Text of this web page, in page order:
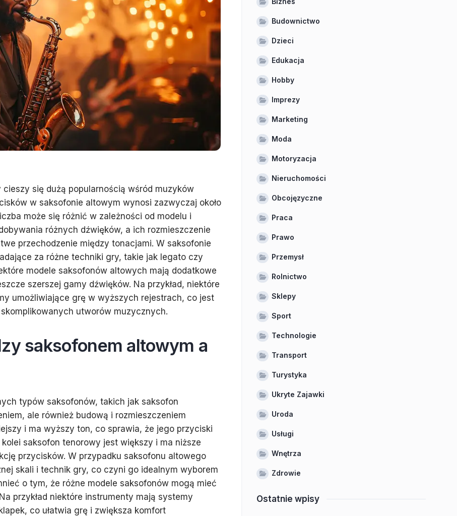
się dużą popularnością wśród muzyków
w saksofonie altowym wynosi zazwyczaj około
może się różnić w zależności od modelu i
różnych dźwięków, a ich rozmieszczenie
przechodzenie między tonacjami. W saksofonie
za różne techniki gry, takie jak legato czy
modele saksofonów altowych mają dodatkowe
szerszej gamy dźwięków. Na przykład, niektóre
umożliwiające grę w wyższych rejestrach, co jest
utworów muzycznych.
saksofonem altowym a
typów saksofonów, takich jak saksofon
ale również budową i rozmieszczeniem
i ma wyższy ton, co sprawia, że jego przyciski
saksofon tenorowy jest większy i ma niższe
przycisków. W przypadku saksofonu altowego
skali i technik gry, co czyni go idealnym wyborem
o tym, że różne modele saksofonów mogą mieć
przykład niektóre instrumenty mają systemy
co ułatwia grę i zwiększa komfort
Budownictwo
Dzieci
Edukacja
Hobby
Imprezy
Marketing
Moda
Motoryzacja
Nieruchomości
Obcojęzyczne
Praca
Prawo
Przemysł
Rolnictwo
Sklepy
Sport
Technologie
Transport
Turystyka
Ukryte Zajawki
Uroda
Usługi
Wnętrza
Zdrowie
Ostatnie wpisy